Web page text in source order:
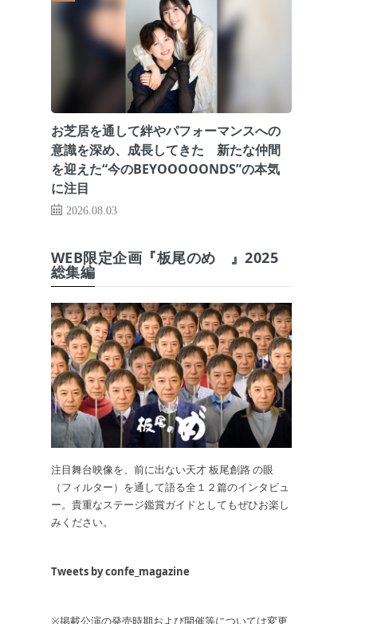
お芝居を通して絆やパフォーマンスへの
意識を深め、成長してきた 新たな仲間
を迎えた“今のBEYOOOOONDS”の本気
に注目
2026.08.03
WEB限定企画『板尾のめ゙』2025
総集編
注目舞台映像を、前に出ない天才 板尾創路 の眼
（フィルター）を通して語る全１２篇のインタビュ
ー。貴重なステージ鑑賞ガイドとしてもぜひお楽し
みください。
Tweets by confe_magazine
※掲載公演の発売時期および開催等については変更